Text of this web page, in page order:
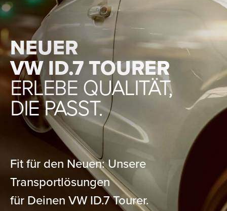
NEUER
VW ID.7 TOURER
ERLEBE QUALITÄT,
DIE PASST.
Fit für den Neuen: Unsere
Transportlösungen
für Deinen VW ID.7 Tourer.